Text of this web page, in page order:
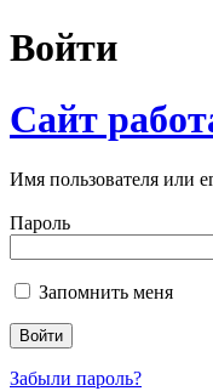
Войти
Сайт
Имя пользователя или
Пароль
Запомнить меня
Забыли пароль?